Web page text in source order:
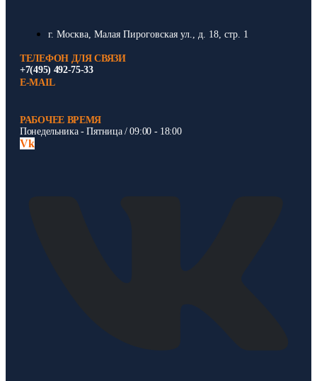
г. Москва, Малая Пироговская ул., д. 18, стр. 1
ТЕЛЕФОН ДЛЯ СВЯЗИ
+7(495) 492-75-33
E-MAIL
РАБОЧЕЕ ВРЕМЯ
Понедельника - Пятница / 09:00 - 18:00
Vk